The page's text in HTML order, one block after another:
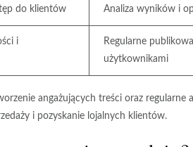
do klientów Analiza wyników i
i
Regularne
użytkownikami
angażujących treści oraz regularne
i pozyskanie lojalnych klientów.